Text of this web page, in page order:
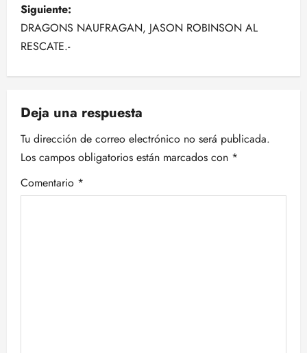
e
g
a
c
i
ó
n
Siguiente:
DRAGONS NAUFRAGAN, JASON ROBINSON AL
RESCATE.-
Deja una respuesta
Tu dirección de correo electrónico no será publicada.
Los campos obligatorios están marcados con *
Comentario *